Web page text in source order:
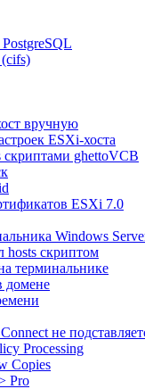
вручную
ESXi-хоста
ghettoVCB
ESXi 7.0
Windows
hosts скриптом
терминальнике
домене
не
Processing
Copies
Pro